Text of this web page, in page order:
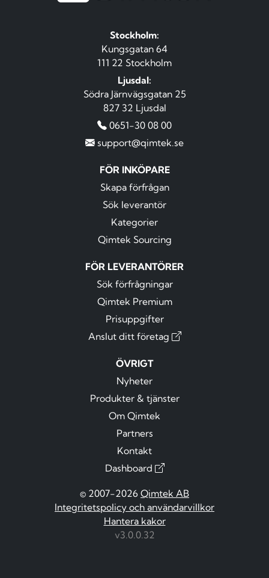
Stockholm:
Kungsgatan 64
111 22 Stockholm
Ljusdal:
Södra Järnvägsgatan 25
827 32 Ljusdal
0651-30 08 00
support@qimtek.se
FÖR INKÖPARE
Skapa förfrågan
Sök leverantör
Kategorier
Qimtek Sourcing
FÖR LEVERANTÖRER
Sök förfrågningar
Qimtek Premium
Prisuppgifter
Anslut ditt företag
ÖVRIGT
Nyheter
Produkter & tjänster
Om Qimtek
Partners
Kontakt
Dashboard
© 2007-2026 Qimtek AB
Integritetspolicy och användarvillkor
Hantera kakor
v3.0.0.32